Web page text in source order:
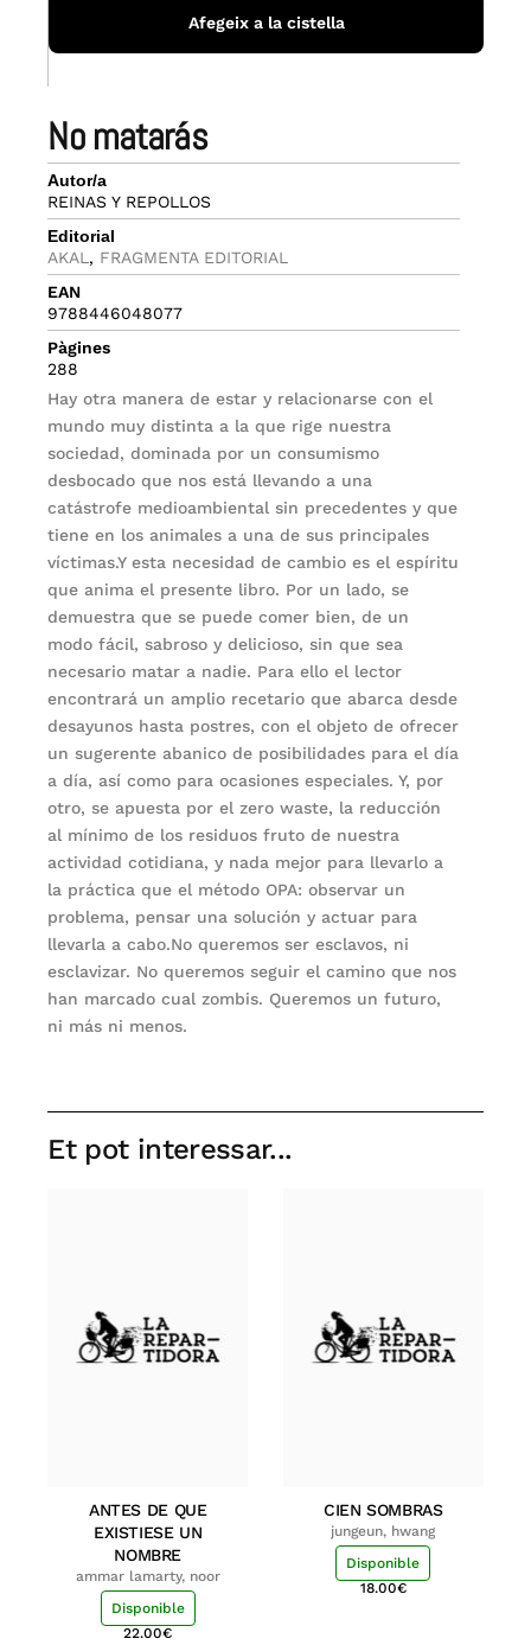
no matarás
Autor/a
REINAS Y REPOLLOS
Editorial
AKAL , FRAGMENTA EDITORIAL
EAN
9788446048077
Pàgines
288
Hay otra manera de estar y relacionarse con el
mundo muy distinta a la que rige nuestra
sociedad, dominada por un consumismo
desbocado que nos está llevando a una
catástrofe medioambiental sin precedentes y que
tiene en los animales a una de sus principales
víctimas.Y esta necesidad de cambio es el espíritu
que anima el presente libro. Por un lado, se
demuestra que se puede comer bien, de un
modo fácil, sabroso y delicioso, sin que sea
necesario matar a nadie. Para ello el lector
encontrará un amplio recetario que abarca desde
desayunos hasta postres, con el objeto de ofrecer
un sugerente abanico de posibilidades para el día
a día, así como para ocasiones especiales. Y, por
otro, se apuesta por el zero waste, la reducción
al mínimo de los residuos fruto de nuestra
actividad cotidiana, y nada mejor para llevarlo a
la práctica que el método OPA: observar un
problema, pensar una solución y actuar para
llevarla a cabo.No queremos ser esclavos, ni
esclavizar. No queremos seguir el camino que nos
han marcado cual zombis. Queremos un futuro,
ni más ni menos.
Afegeix a la cistella
Et pot interessar...
ANTES DE QUE
EXISTIESE UN
NOMBRE
ammar lamarty, noor
Disponible
22.00€
CIEN SOMBRAS
jungeun, hwang
Disponible
18.00€